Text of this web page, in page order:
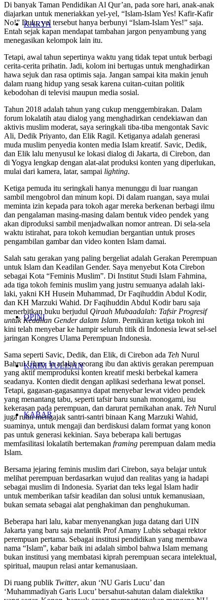
KARYA
OPINI
KIRIM TULISAN
KABAR
Di banyak Taman Pendidikan Al Qur’an, pada sore hari, anak-anak
diajarkan untuk meneriakkan yel-yel, “Islam-Islam Yes! Kafir-Kafir
No!” Dulu, yel tersebut hanya berbunyi “Islam-Islam Yes!” saja.
Entah sejak kapan mendapat tambahan jargon penyambung yang
menegasikan kelompok lain itu.
Tetapi, awal tahun sepertinya waktu yang tidak tepat untuk berbagi
cerita-cerita prihatin. Jadi, kolom ini bertugas untuk menghadirkan
hawa sejuk dan rasa optimis saja. Jangan sampai kita makin jenuh
dalam ruang hidup yang sesak karena cuitan-cuitan politik
kebodohan di televisi maupun media sosial.
Tahun 2018 adalah tahun yang cukup menggembirakan. Dalam
forum lokalatih atau dialog yang menghadirkan cendekiawan dan
aktivis muslim moderat, saya seringkali tiba-tiba mengontak Savic
Ali, Dedik Priyanto, dan Elik Ragil. Ketiganya adalah generasi
muda muslim penyedia konten media Islam kreatif. Savic, Dedik,
dan Elik lalu menyusul ke lokasi dialog di Jakarta, di Cirebon, dan
di Yogya lengkap dengan alat-alat produksi konten yang diperlukan,
mulai dari kamera, latar, sampai lighting.
Ketiga pemuda itu seringkali hanya menunggu di luar ruangan
sambil mengobrol dan minum kopi. Di dalam ruangan, saya mulai
meminta izin kepada para tokoh agar mereka berkenan berbagi ilmu
dan pengalaman masing-masing dalam bentuk video pendek yang
akan diproduksi sambil menjadwalkan nomor antrean. Di sela-sela
waktu istirahat, para tokoh kemudian bergantian untuk proses
pengambilan gambar dan video konten Islam damai.
Salah satu gerakan yang paling bergeliat adalah Gerakan Perempuan
untuk Islam dan Keadilan Gender. Saya menyebut Kota Cirebon
sebagai Kota “Feminis Muslim”. Di Institut Studi Islam Fahmina,
ada tiga tokoh feminis muslim yang justru semuanya adalah laki-
laki, yakni KH Husein Muhammad, Dr Faqihuddin Abdul Kodir,
dan KH Marzuki Wahid. Dr Faqihuddin Abdul Kodir baru saja
menerbitkan buku berjudul Qiraah Mubaadalah: Tafsir Progresif
untuk Keadilan Gender dalam Islam. Pemikiran ketiga tokoh ini
kini telah menyebar ke hampir seluruh titik di Indonesia lewat sel-sel
jaringan Kongres Ulama Perempuan Indonesia.
Sama seperti Savic, Dedik, dan Elik, di Cirebon ada Teh Nurul
Bahrul Ulum. Ia adalah seorang ibu dan aktivis gerakan perempuan
yang aktif memproduksi konten kreatif meski berbekal kamera
seadanya. Konten diedit dengan aplikasi sederhana lewat ponsel.
Tetapi, gagasan-gagasannya dapat menyebar lewat video pendek
yang menantang tabu, seperti tafsir baru sunah monogami, isu
kekerasan pada perempuan, dan darurat pernikahan anak. Teh Nurul
juga rutin mengajak santri-santri binaan Kang Marzuki Wahid,
suaminya, untuk mengaji dan berdiskusi dalam format yang konon
pas untuk generasi kekinian. Saya beberapa kali bertugas
memfasilitasi lokalatih bertemakan framing perempuan dalam media
Islam.
Bersama jejaring feminis muslim dari Cirebon, saya belajar untuk
melihat perempuan berdasarkan wujud dan realitas yang ia hadapi
sebagai muslim di Indonesia. Syariat dan teks legal Islam hadir
untuk memberikan tafsir keadilan dan solusi untuk kemanusiaan,
bukan semata sebagai alat penghakiman dan penghukuman.
Beberapa hari lalu, kabar menyenangkan juga datang dari UIN
Jakarta yang baru saja melantik Prof Amany Lubis sebagai rektor
perempuan pertama. Sebagai institusi pendidikan yang membawa
nama “Islam”, kabar baik ini adalah simbol bahwa Islam memang
bukan institusi yang membatasi kiprah perempuan secara intelektual,
spiritual, maupun relasi antar kemanusiaan.
Di ruang publik Twitter, akun ‘NU Garis Lucu’ dan
‘Muhammadiyah Garis Lucu’ bersahut-sahutan dalam dialektika